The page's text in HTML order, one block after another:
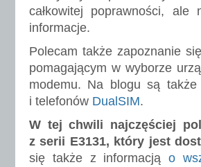
całkowitej poprawności, ale
informacje.
Polecam także zapoznanie
pomagającym w wyborze
modemu. Na blogu są
i telefonów DualSIM.
W tej chwili najczęściej
z serii E3131, który jest
się także z informacjąo